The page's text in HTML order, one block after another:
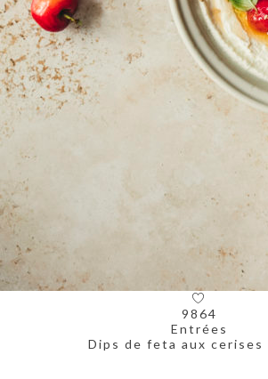
10214
Pain & Brioche
Brioche rose à la betterave,